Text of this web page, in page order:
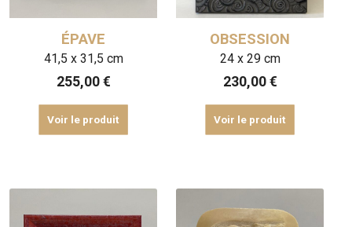
ÉPAVE
41,5 x 31,5 cm
255,00 €
Voir le produit
OBSESSION
24 x 29 cm
230,00 €
Voir le produit